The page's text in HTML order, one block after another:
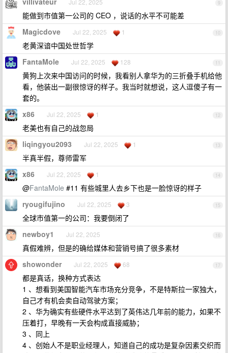
9
Jul 22, 2025
能做到市值第一公司的 CEO ，说话的水平不可能差
10
Magicdove Jul 22, 2025 1
老黄深谙中国处世哲学
11
FantaMole Jul 22, 2025 128
黄狗上次来中国访问的时候，我看别人拿华为的三折叠手机给他
看，他装出一副很惊讶的样子。我当时就想说，这人逗傻子有一
套的。
12
x86 Jul 22, 2025 1
老美也有自己的战忽局
13
liqingyou2093 Jul 22, 2025 1
半真半假，尊师雷军
14
x86 Jul 22, 2025 1
@FantaMole #11 有些城里人去乡下也是一脸惊讶的样子
15
ryougifujino Jul 22, 2025 3
全球市值第一的公司：我要倒闭了
16
newboy1 Jul 22, 2025
真假难辨，但是的确给媒体和营销号搞了很多素材
17
showonder Jul 22, 2025 68
都是真话，换种方式表达
1 、想看到美国智能汽车市场充分竞争，不是特斯拉一家独大，
自己才有机会卖自动驾驶方案；
2 、华为确实有些硬件水平达到了英伟达几年前的能力，如果不
压着打，早晚有一天会构成直接威胁；
3 、同上
4 、创始人不是职业经理人，知道自己的成功是复杂因素交织而